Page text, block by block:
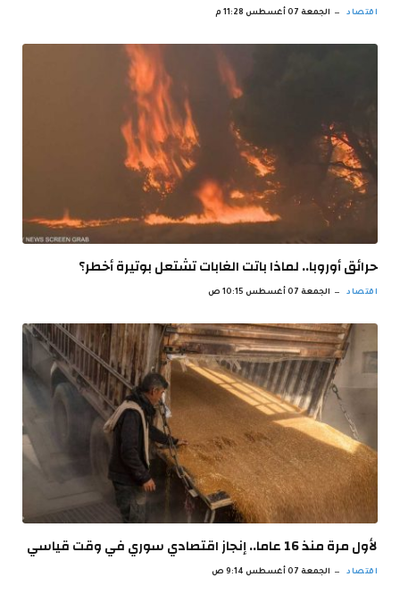
اقتصاد الجمعة 07 أغسطس 11:28 م
حرائق أوروبا.. لماذا باتت الغابات تشتعل بوتيرة أخطر؟
اقتصاد الجمعة 07 أغسطس 10:15 ص
لأول مرة منذ 16 عاما.. إنجاز اقتصادي سوري في وقت قياسي
اقتصاد الجمعة 07 أغسطس 9:14 ص